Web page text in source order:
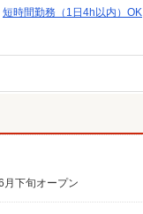
短時間勤務（1日4h以内）OK
下旬オープン